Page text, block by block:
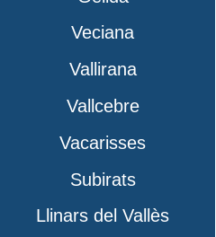
Veciana
Vallirana
Vallcebre
Vacarisses
Subirats
Llinars del Vallès